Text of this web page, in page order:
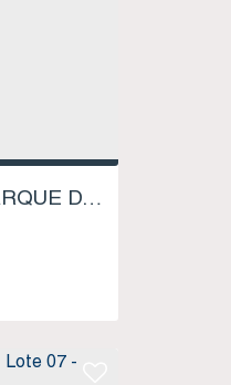
TERRENO NO LOTEAMENTO PARQUE DA LAGOA - LOTE 128, QUADRA D - PORTO DA VILA - IMBITUBA SC